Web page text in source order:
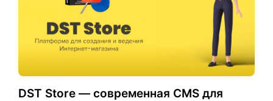
DST Store — современная CMS для